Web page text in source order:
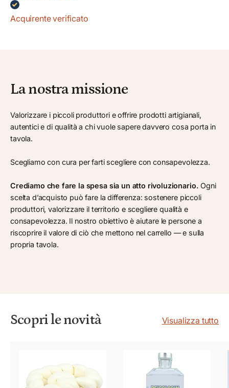
Acquirente verificato
La nostra missione
Valorizzare i piccoli produttori e offrire prodotti artigianali,
autentici e di qualità a chi vuole sapere davvero cosa porta in
tavola.
Scegliamo con cura per farti scegliere con consapevolezza.
Crediamo che fare la spesa sia un atto rivoluzionario.Ogni
scelta d’acquisto può fare la differenza: sostenere piccoli
produttori, valorizzare il territorio e scegliere qualità e
consapevolezza. Il nostro obiettivo è aiutare le persone a
riscoprire il valore di ciò che mettono nel carrello — e sulla
propria tavola.
Scopri le novità Visualizza tutto